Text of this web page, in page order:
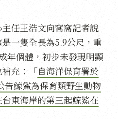
任王浩文向窩窩記者說
一隻全長為5.9公尺，重
年個體，初步未發現明顯
充：「自海洋保育署於
告鯨鯊為保育類野生動物
東海岸的第三起鯨鯊在